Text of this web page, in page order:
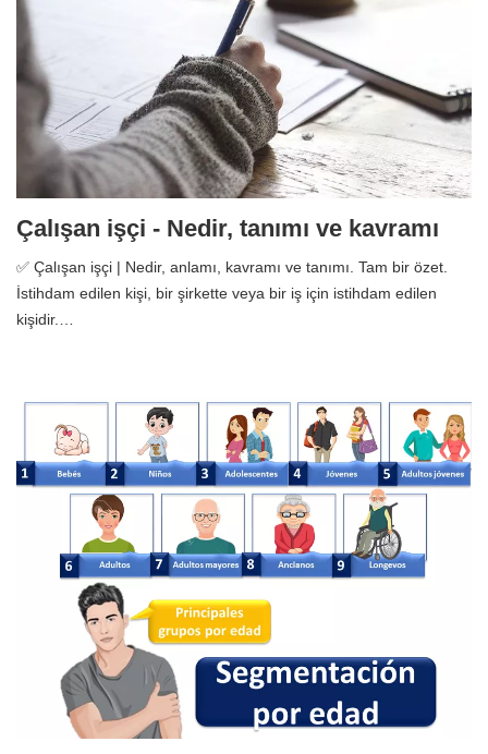
Çalışan işçi - Nedir, tanımı ve kavramı
✅ Çalışan işçi | Nedir, anlamı, kavramı ve tanımı. Tam bir özet.
İstihdam edilen kişi, bir şirkette veya bir iş için istihdam edilen
kişidir.…